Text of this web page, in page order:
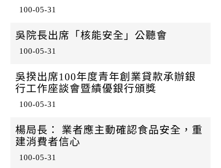
100-05-31
吳院長出席「核能安全」公聽會
100-05-31
吳揆出席100年度青年創業貸款承辦銀
行工作座談會暨績優銀行頒獎
100-05-31
楊局長： 業者應主動確認食品安全，重
建消費者信心
100-05-31